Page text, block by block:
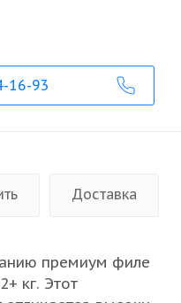
16-93
Доставка
премиум филе
кг. Этот